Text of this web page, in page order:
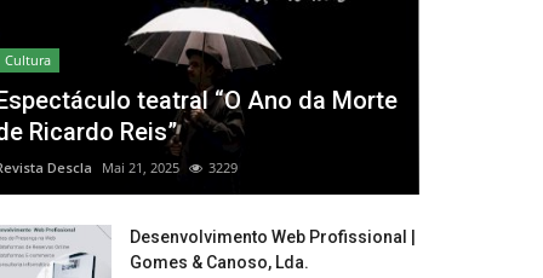
Cultura
teatral “O Ano da Morte
Ricardo Reis”
Descla Mai 21, 2025 3229
Desenvolvimento Web Profissional |
Gomes & Canoso, Lda.